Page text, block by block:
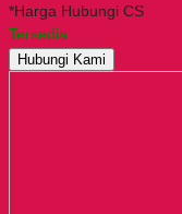
*Harga Hubungi CS
Tersedia
Hubungi Kami